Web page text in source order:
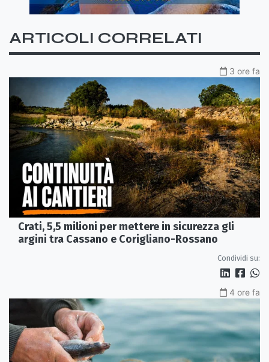
ARTICOLI CORRELATI
3 ore fa
Crati, 5,5 milioni per mettere in sicurezza gli
argini tra Cassano e Corigliano-Rossano
Condividi su:
4 ore fa